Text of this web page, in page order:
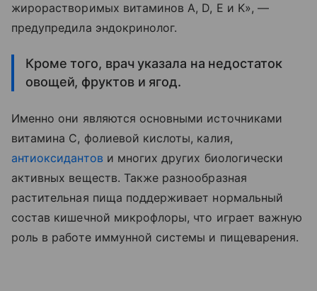
жирорастворимых витаминов A, D, E и K», —
предупредила эндокринолог.
Кроме того, врач указала на недостаток
овощей, фруктов и ягод.
Именно они являются основными источниками
витамина С, фолиевой кислоты, калия,
антиоксидантов и многих других биологически
активных веществ. Также разнообразная
растительная пища поддерживает нормальный
состав кишечной микрофлоры, что играет важную
роль в работе иммунной системы и пищеварения.